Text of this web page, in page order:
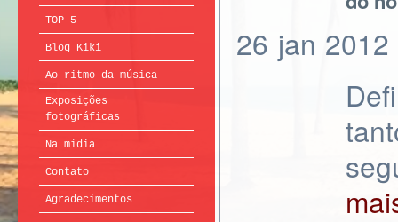
TOP 5
Blog Kiki
Ao ritmo da música
Exposições
fotográficas
Na mídia
Contato
Agradecimentos
26 jan 2012